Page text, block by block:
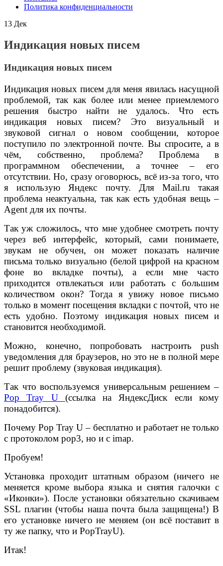
Политика конфиденциальности
13 Дек
Индикация новых писем
Индикация новых писем
Индикация новых писем для меня явилась насущной
проблемой, так как более или менее приемлемого
решения быстро найти не удалось. Что есть
индикация новых писем? Это визуальный и
звуковой сигнал о новом сообщении, которое
поступило по электронной почте. Вы спросите, а в
чём, собственно, проблема? Проблема в
программном обеспечении, а точнее – его
отсутствии. Но, сразу оговорюсь, всё из-за того, что
я использую Яндекс почту. Для Mail.ru такая
проблема неактуальна, так как есть удобная вещь –
Agent для их почты.
Так уж сложилось, что мне удобнее смотреть почту
через веб интерфейс, который, сами понимаете,
звукам не обучен, он может показать наличие
письма только визуально (белой цифрой на красном
фоне во вкладке почты), а если мне часто
приходится отвлекаться или работать с большим
количеством окон? Тогда я увижу новое письмо
только в момент посещения вкладки с почтой, что не
есть удобно. Поэтому индикация новых писем и
становится необходимой.
Можно, конечно, попробовать настроить push
уведомления для браузеров, но это не в полной мере
решит проблему (звуковая индикация).
Так что воспользуемся универсальным решением –
Pop Tray U (ссылка на ЯндексДиск если кому
понадобится).
Почему Pop Tray U – бесплатно и работает не только
с протоколом pop3, но и с imap.
Пробуем!
Установка проходит штатным образом (ничего не
меняется кроме выбора языка и снятия галочки с
«Иконки»). После установки обязательно скачиваем
SSL плагин (чтобы наша почта была защищена!) В
его установке ничего не меняем (он всё поставит в
ту же папку, что и PopTrayU).
Итак!